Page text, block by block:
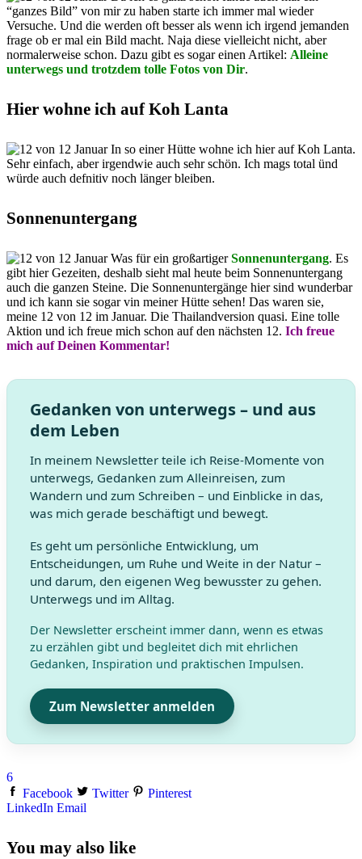
“ganzes Bild” von mir zu haben starte ich immer mal wieder
Versuche. Und die werden oft besser als wenn ich irgend jemanden
frage ob er mal ein Bild macht. Naja diese vielleicht nicht, aber
normalerweise schon. Dazu gibt es sogar einen Artikel: Alleine
unterwegs und trotzdem tolle Fotos von Dir.
Hier wohne ich auf Koh Lanta
In so einer Hütte wohne ich hier auf Koh Lanta.
Sehr einfach, aber irgendwie auch sehr schön. Ich mags total ünd
würde auch defnitiv noch länger bleiben.
Sonnenuntergang
Was für ein großartigerSonnenuntergang. Es
gibt hier Gezeiten, deshalb sieht mal heute beim Sonnenuntergang
auch die ganzen Steine. Die Sonnenuntergänge hier sind wunderbar
und ich kann sie sogar vin meiner Hütte sehen! Das waren sie,
meine 12 von 12 im Januar. Die Thailandversion quasi. Eine tolle
Aktion und ich freue mich schon auf den nächsten 12. Ich freue
mich auf Deinen Kommentar!
Gedanken von unterwegs – und aus
dem Leben
In meinem Newsletter teile ich Reise-Momente von
unterwegs, Gedanken zum Alleinreisen, zum
Wandern und zum Schreiben – und Einblicke in das,
was mich gerade beschäftigt und bewegt.
Es geht um persönliche Entwicklung, um
Entscheidungen, um Ruhe und Weite in der Natur –
und darum, den eigenen Weg bewusster zu gehen.
Unterwegs und im Alltag.
Der Newsletter erscheint immer dann, wenn es etwas
zu erzählen gibt und begleitet dich mit ehrlichen
Gedanken, Inspiration und praktischen Impulsen.
Zum Newsletter anmelden
6
Facebook
Twitter
Pinterest
LinkedIn Email
You may also like